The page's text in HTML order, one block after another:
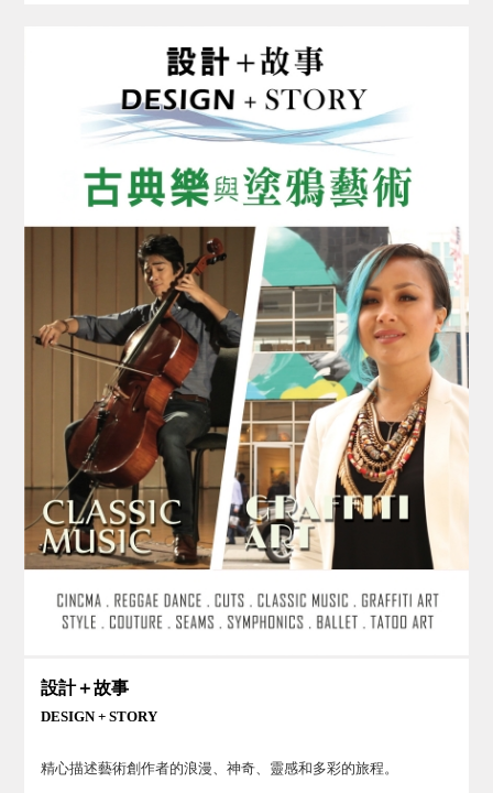
設計＋故事
DESIGN + STORY
精心描述藝術創作者的浪漫、神奇、靈感和多彩的旅程。